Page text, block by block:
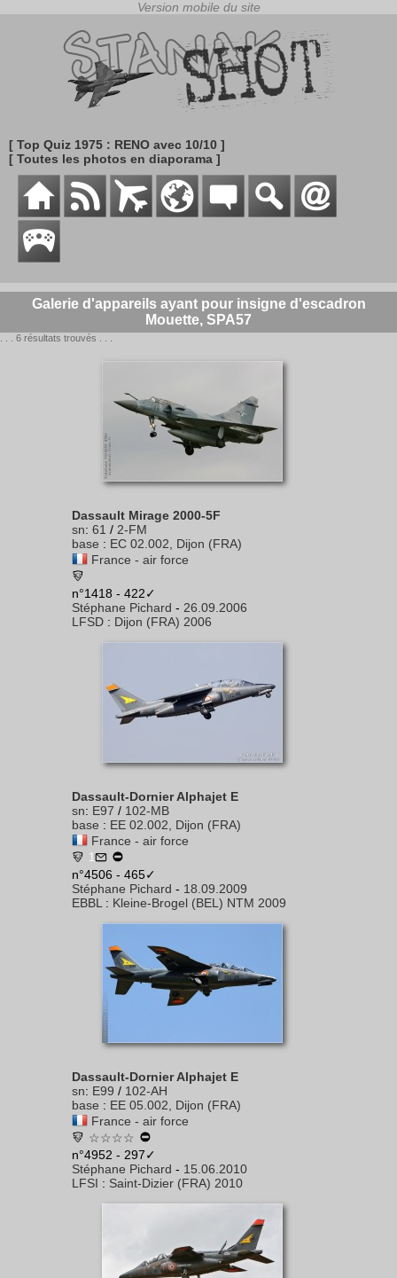
[ Top Quiz 1975 : RENO avec 10/10 ]
[ Toutes les photos en diaporama ]
Galerie d'appareils ayant pour insigne d'escadron
Mouette, SPA57
. . . 6 résultats trouvés . . .
Dassault Mirage 2000-5F
sn: 61 / 2-FM
base : EC 02.002, Dijon (FRA)
France - air force
n°1418 - 422✓
Stéphane Pichard - 26.09.2006
LFSD : Dijon (FRA) 2006
Dassault-Dornier Alphajet E
sn: E97 / 102-MB
base : EE 02.002, Dijon (FRA)
France - air force
1
n°4506 - 465✓
Stéphane Pichard - 18.09.2009
EBBL : Kleine-Brogel (BEL) NTM 2009
Dassault-Dornier Alphajet E
sn: E99 / 102-AH
base : EE 05.002, Dijon (FRA)
France - air force
☆☆☆☆
n°4952 - 297✓
Stéphane Pichard - 15.06.2010
LFSI : Saint-Dizier (FRA) 2010